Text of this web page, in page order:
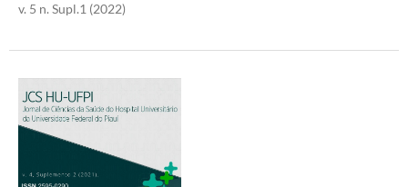
v. 5 n. Supl.1 (2022)